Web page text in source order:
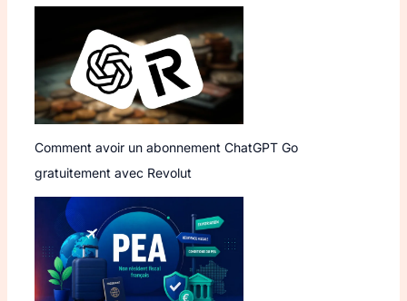
Comment avoir un abonnement ChatGPT Go
gratuitement avec Revolut